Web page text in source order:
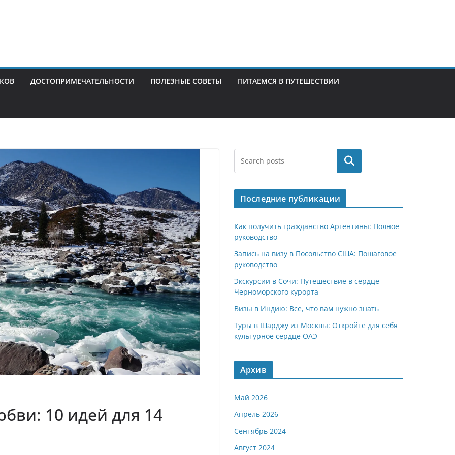
ДОСТОПРИМЕЧАТЕЛЬНОСТИ ПОЛЕЗНЫЕ СОВЕТЫ ПИТАЕМСЯ В ПУТЕШЕСТВИИ
10 идей для 14
Поиск
Последние публикации
Как получить гражданство Аргентины: Полное
руководство
Запись на визу в Посольство США: Пошаговое
руководство
Экскурсии в Сочи: Путешествие в сердце
Черноморского курорта
Визы в Индию: Все, что вам нужно знать
Туры в Шарджу из Москвы: Откройте для себя
культурное сердце ОАЭ
Архив
Май 2026
Апрель 2026
Сентябрь 2024
Август 2024